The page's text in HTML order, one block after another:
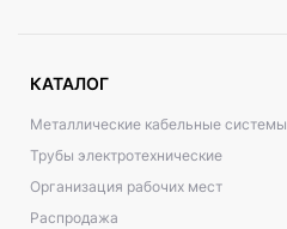
КАТАЛОГ
Металлические кабельные системы
Трубы электротехнические
Организация рабочих мест
Распродажа